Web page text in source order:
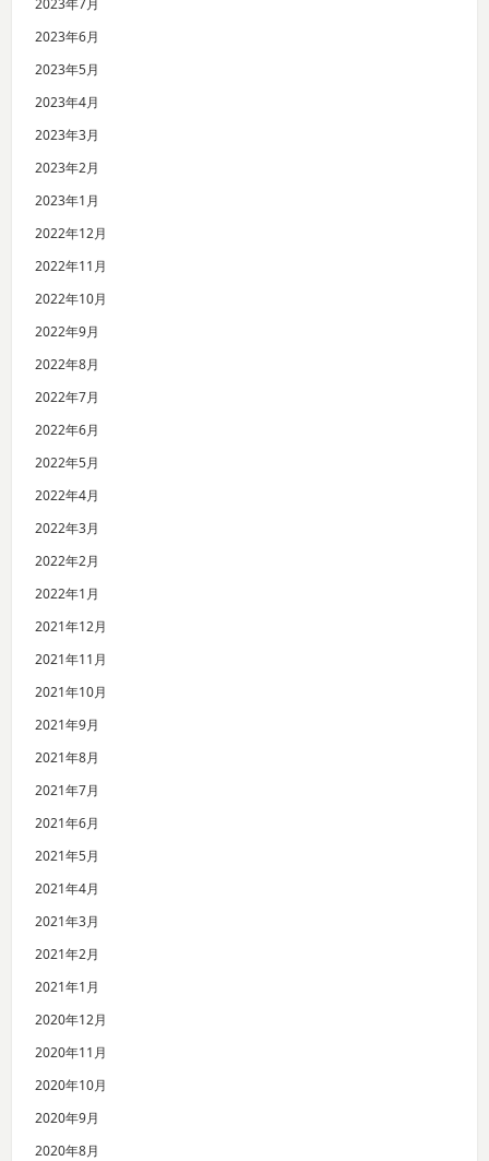
2023年6月
2023年5月
2023年4月
2023年3月
2023年2月
2023年1月
2022年12月
2022年11月
2022年10月
2022年9月
2022年8月
2022年7月
2022年6月
2022年5月
2022年4月
2022年3月
2022年2月
2022年1月
2021年12月
2021年11月
2021年10月
2021年9月
2021年8月
2021年7月
2021年6月
2021年5月
2021年4月
2021年3月
2021年2月
2021年1月
2020年12月
2020年11月
2020年10月
2020年9月
2020年8月